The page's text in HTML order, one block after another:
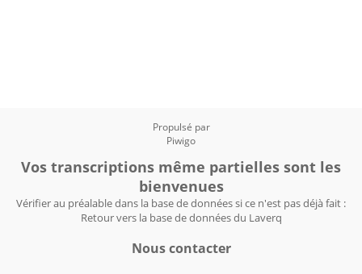
Propulsé par
Piwigo
Vos transcriptions même partielles sont les
bienvenues
Vérifier au préalable dans la base de données si ce n'est pas déjà fait :
Retour vers la base de données du Laverq
Nous contacter